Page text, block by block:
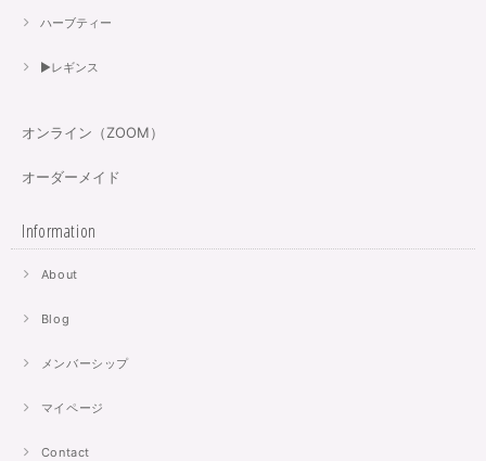
ハーブティー
▶︎レギンス
オンライン（ZOOM）
オーダーメイド
Information
About
Blog
メンバーシップ
マイページ
Contact